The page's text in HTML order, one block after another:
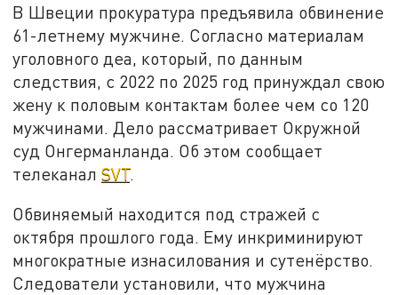
В Швеции прокуратура предъявила обвинение
61-летнему мужчине. Согласно материалам
уголовного деа, который, по данным
следствия, с 2022 по 2025 год принуждал свою
жену к половым контактам более чем со 120
мужчинами. Дело рассматривает Окружной
суд Онгерманланда. Об этом сообщает
телеканалSVT.
Обвиняемый находится под стражей с
октября прошлого года. Ему инкриминируют
многократные изнасилования и сутенёрство.
Следователи установили, что мужчина